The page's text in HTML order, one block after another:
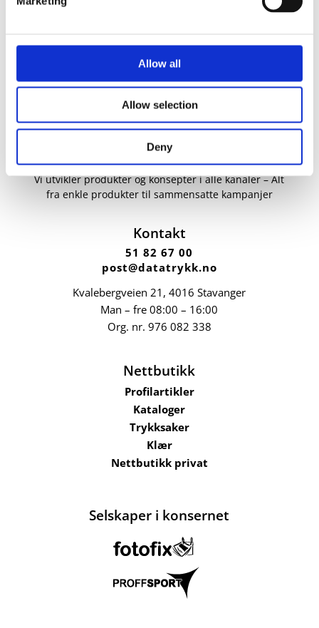
Allow all
Allow selection
Deny
Vi utvikler produkter og konsepter i alle kanaler – Alt
fra enkle produkter til sammensatte kampanjer
Kontakt
51 82 67 00
post@datatrykk.no
Kvalebergveien 21 , 4016 Stavanger
Man – fre 08:00 – 16:00
Org. nr. 976 082 338
Nettbutikk
Profilartikler
Kataloger
Trykksaker
Klær
Nettbutikk privat
Selskaper i konsernet